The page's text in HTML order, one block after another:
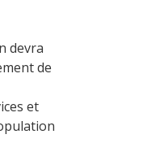
devra
de
et